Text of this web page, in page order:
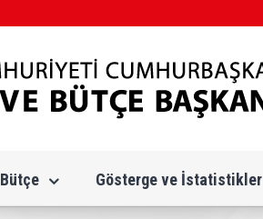
Bütçe Gösterge ve İstatistikler